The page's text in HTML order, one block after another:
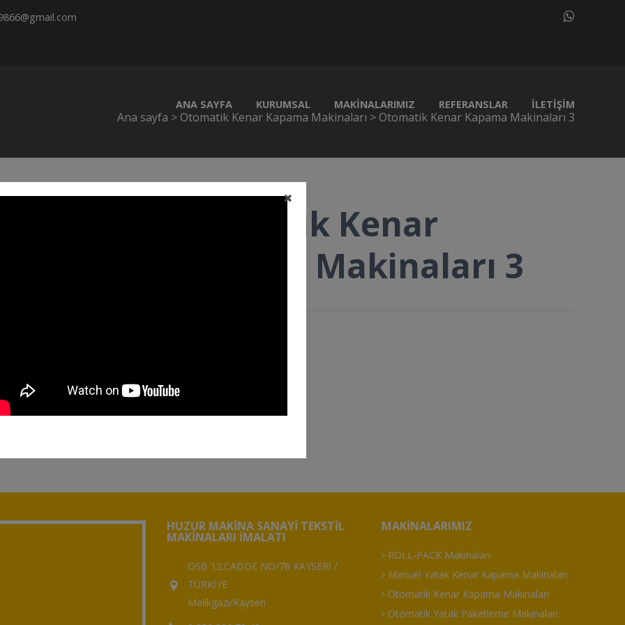
ANA SAYFA KURUMSAL MAKINALARIMIZ REFERANSLAR İLETIŞIM
Ana sayfa > Otomatik Kenar Kapama Makinaları > Otomatik Kenar Kapama Makinaları 3
Otomatik Kenar
Kapama Makinaları 3
HUZUR MAKINA SANAYI TEKSTIL
MAKINALARI İMALATI
OSB 12.CADDE NO/78 KAYSERİ /
TÜRKİYE
Melikgazi/Kayseri
MAKINALARIMIZ
ROLL-PACK Makinaları
Manuel Yatak Kenar Kapama Makinaları
Otomatik Kenar Kapama Makinaları
Otomatik Yatak Paketleme Makinaları
✖